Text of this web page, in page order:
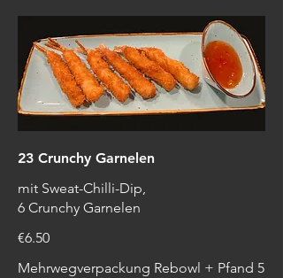
23 Crunchy Garnelen
mit Sweat-Chilli-Dip,
6 Crunchy Garnelen
€6.50
Mehrwegverpackung Rebowl + Pfand 5